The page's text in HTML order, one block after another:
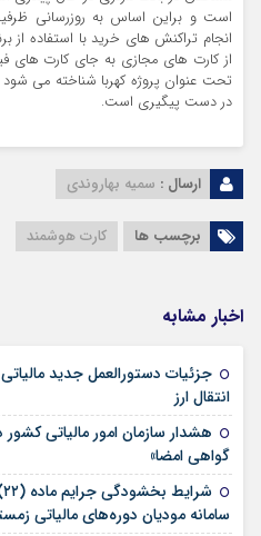
است و براین اساس به روزرسانی
انجام تراکنش های خرید با استفاده
از کارت های مجازی به جای کارت های
تحت عنوان پروژه کهربا شناخته می
در دست پیگیری است.
ارسال : سمیه بهاروندی
برچسب ها کارت هوشمند
اخبار مشابه
جزئیات دستورالعمل جدید
انتقال ارز
هشدار سازمان امور مالیاتی
گواهی امضا»
سامانه مودیان دوره‌های مالیاتی زمستان ۱۴۰۲ لغایت